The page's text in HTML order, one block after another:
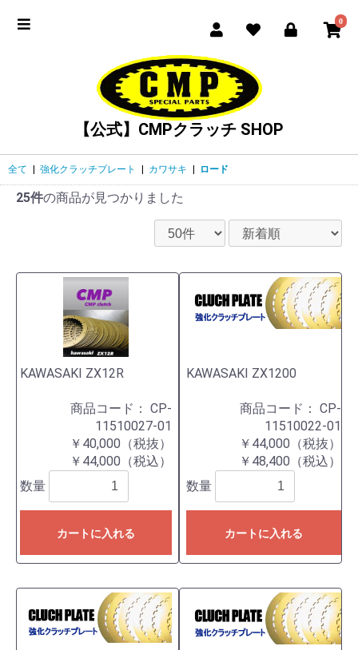
0
【公式】CMPクラッチ SHOP
全て 強化クラッチプレート カワサキ ロード
25件の商品が見つかりました
KAWASAKI ZX12R
商品コード： CP-
11510027-01
￥40,000（税抜）
￥44,000（税込）
数量
カートに入れる
KAWASAKI ZX1200
商品コード： CP-
11510022-01
￥44,000（税抜）
￥48,400（税込）
数量
カートに入れる